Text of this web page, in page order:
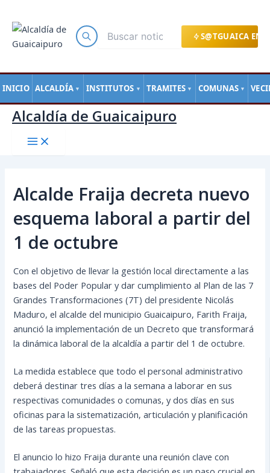
S@TGUAICA EN
INICIO ALCALDÍA ▼ INSTITUTOS ▼ TRAMITES ▼ COMUNAS ▼
contenido
Alcaldía de Guaicaipuro
Alcalde Fraija decreta nuevo
esquema laboral a partir del
1 de octubre
Con el objetivo de llevar la gestión local directamente a las
bases del Poder Popular y dar cumplimiento al Plan de las 7
Grandes Transformaciones (7T) del presidente Nicolás
Maduro, el alcalde del municipio Guaicaipuro, Farith Fraija,
anunció la implementación de un Decreto que transformará
la dinámica laboral de la alcaldía a partir del 1 de octubre.
La medida establece que todo el personal administrativo
deberá destinar tres días a la semana a laborar en sus
respectivas comunidades o comunas, y dos días en sus
oficinas para la sistematización, articulación y planificación
de las tareas propuestas.
El anuncio lo hizo Fraija durante una reunión clave con
de
entradas